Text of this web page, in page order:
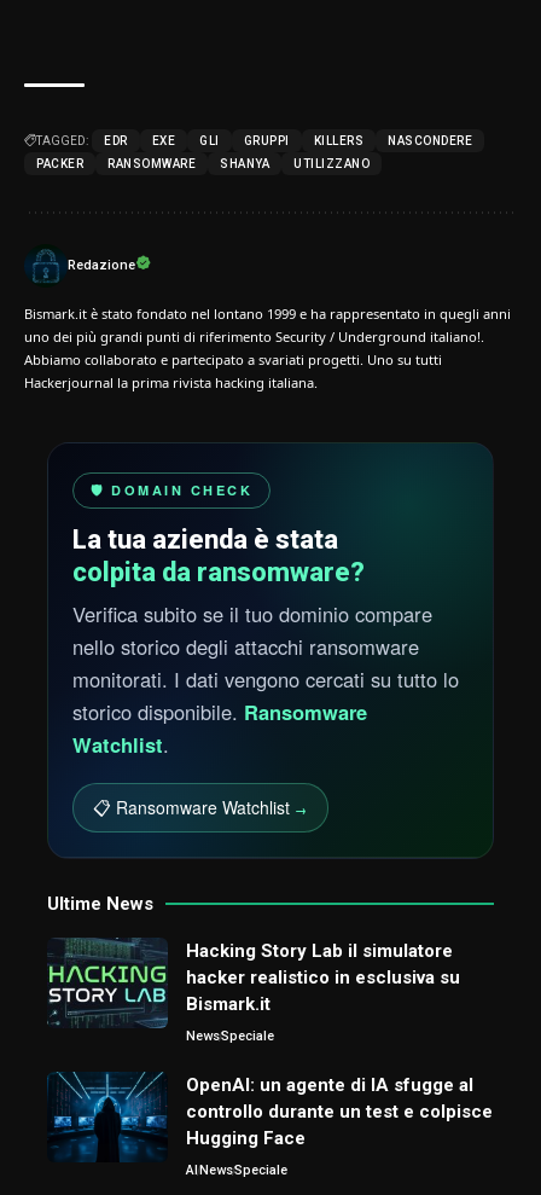
TAGGED: EDR EXE GLI GRUPPI KILLERS
NASCONDERE
PACKER
RANSOMWARE SHANYA UTILIZZANO
Redazione
Bismark.it è stato fondato nel lontano 1999 e ha rappresentato in quegli anni
uno dei più grandi punti di riferimento Security / Underground italiano!.
Abbiamo collaborato e partecipato a svariati progetti. Uno su tutti
Hackerjournal la prima rivista hacking italiana.
🛡️ DOMAIN CHECK
La tua azienda è stata
colpita da ransomware?
Verifica subito se il tuo dominio compare
nello storico degli attacchi ransomware
monitorati. I dati vengono cercati su tutto lo
storico disponibile. Ransomware
Watchlist.
📋 Ransomware Watchlist →
Ultime News
Hacking Story Lab il simulatore
hacker realistico in esclusiva su
Bismark.it
NewsSpeciale
OpenAI: un agente di IA sfugge al
controllo durante un test e colpisce
Hugging Face
AINewsSpeciale